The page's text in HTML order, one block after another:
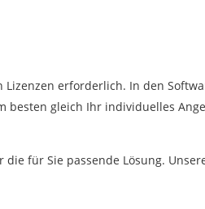
Lizenzen erforderlich. In den
besten gleich Ihr individuelles
für Sie passende Lösung.